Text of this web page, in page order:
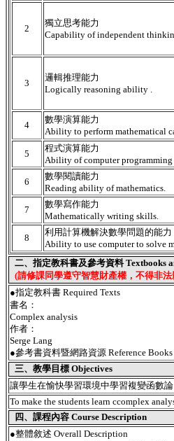
2
獨立思考能力
Capability of independent
3
邏輯推理能力
Logically reasoning ability .
4
數學演算能力
Ability to perform mathematical
5
程式演算能力
Ability of computer programming .
6
數學閱讀能力
Reading ability of mathematics.
7
數學寫作能力
Mathematically writing skills.
8
利用計算機解決數學問題的能力
Ability to use computer to solve
二、指定教科書及參考資料 Textbooks
(請修課同學遵守智慧財產權，不得非法
●指定教科書 Required Texts
書名：
Complex analysis
作者：
Serge Lang
●參考書資料暨網路資源 Reference Books
三、教學目標 Objectives
讓學生在愉快學習環境中學習複變函數
To make the students learn ccomplex
四、課程內容 Course Description
●整體敘述 Overall Description